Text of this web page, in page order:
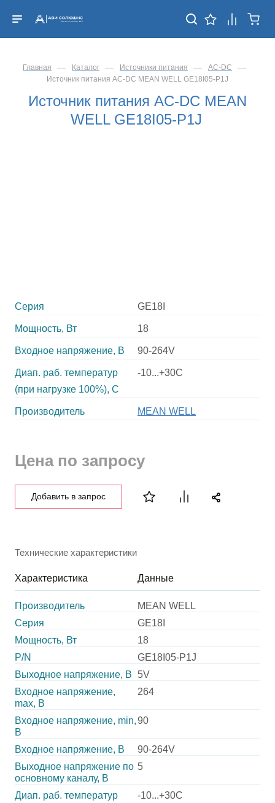
Главная — Каталог — Источники питания — AC-DC —
Источник питания AC-DC MEAN WELL GE18I05-P1J
Источник питания AC-DC MEAN
WELL GE18I05-P1J
Серия GE18I
Мощность, Вт 18
Входное напряжение, В 90-264V
Диап. раб. температур
(при нагрузке 100%), C
-10...+30C
Производитель MEAN WELL
Цена по запросу
Добавить в запрос
Технические характеристики
Характеристика Данные
Производитель
MEAN WELL
Серия
GE18I
Мощность, Вт
18
P/N
GE18I05-P1J
Выходное напряжение, В
5V
Входное напряжение,
max, В
264
Входное напряжение, min,
В
90
Входное напряжение, В
90-264V
Выходное напряжение по
основному каналу, В
5
Диап. раб. температур
-10...+30C